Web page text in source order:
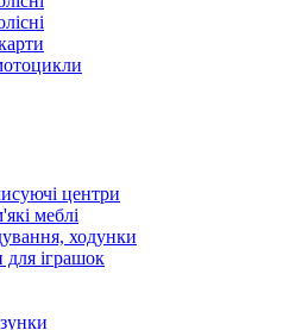
центри
меблі
ходунки
іграшок